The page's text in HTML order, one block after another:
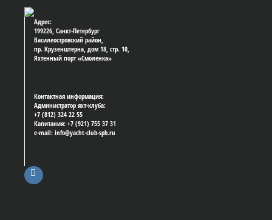
Адрес:
199226, Санкт-Петербург
Василеостровский район,
пр. Крузенштерна, дом 18, стр. 10,
Яхтенный порт «Смоленка»
Контактная информация:
Администратор яхт-клуба:
+7 (812) 324 22 55
Капитания: +7 (921) 755 37 31
e-mail: info@yacht-club-spb.ru